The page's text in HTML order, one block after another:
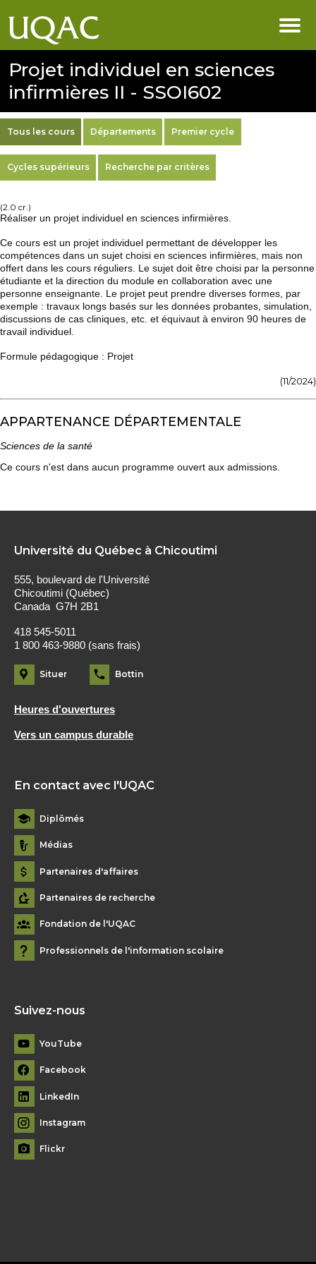
Projet individuel en sciences
infirmières II - SSOI602
Tous les cours Départements Premier cycle
Cycles supérieurs Recherche par critères
(2.0 cr.)
Réaliser un projet individuel en sciences infirmières.
Ce cours est un projet individuel permettant de développer les
compétences dans un sujet choisi en sciences infirmières, mais non
offert dans les cours réguliers. Le sujet doit être choisi par la personne
étudiante et la direction du module en collaboration avec une
personne enseignante. Le projet peut prendre diverses formes, par
exemple : travaux longs basés sur les données probantes, simulation,
discussions de cas cliniques, etc. et équivaut à environ 90 heures de
travail individuel.
Formule pédagogique : Projet
(11/2024)
APPARTENANCE DÉPARTEMENTALE
Sciences de la santé
Ce cours n'est dans aucun programme ouvert aux admissions.
Université du Québec à Chicoutimi
555, boulevard de l'Université
Chicoutimi (Québec)
Canada G7H 2B1
418 545-5011
1 800 463-9880 (sans frais)
Situer Bottin
Heures d'ouvertures
Vers un campus durable
En contact avec l'UQAC
Diplômés
Médias
Partenaires d'affaires
Partenaires de recherche
Fondation de l'UQAC
Professionnels de l'information scolaire
Suivez-nous
YouTube
Facebook
LinkedIn
Instagram
Flickr